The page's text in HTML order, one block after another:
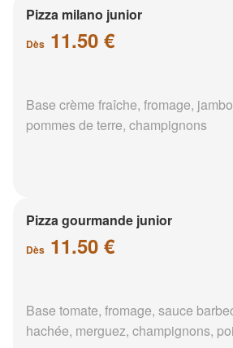
Pizza milano junior
Dès 11.50 €
Base crème fraîche, fromage,
pommes de terre, champignons
Pizza gourmande junior
Dès 11.50 €
Base tomate, fromage, sauce
hachée, merguez, champignons,